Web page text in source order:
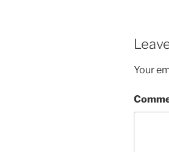
Your